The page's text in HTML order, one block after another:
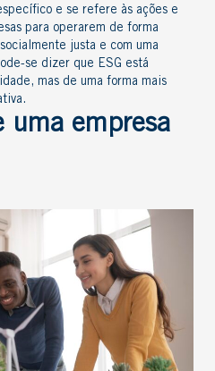
e se refere às ações e
para operarem de forma
justa e com uma
se dizer que ESG está
mas de uma forma mais
uma empresa